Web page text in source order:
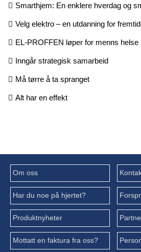
Smarthjem: En enklere hverdag og
Velg elektro – en utdanning for
EL-PROFFEN løper for menns helse
Inngår strategisk samarbeid
Må tørre å ta spranget
Alt har en effekt
Om oss
Har du noe på hjertet?
Produktnyheter
Mottatt en faktura fra oss?